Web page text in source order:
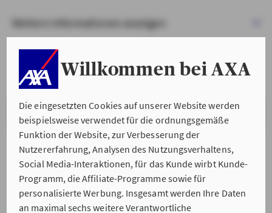
Willkommen bei AXA
Die eingesetzten Cookies auf unserer Website werden
beispielsweise verwendet für die ordnungsgemäße
Funktion der Website, zur Verbesserung der
Nutzererfahrung, Analysen des Nutzungsverhaltens,
Social Media-Interaktionen, für das Kunde wirbt Kunde-
Programm, die Affiliate-Programme sowie für
personalisierte Werbung. Insgesamt werden Ihre Daten
an maximal sechs weitere Verantwortliche
Weitere Informationen anzeigen
VERSTANDEN & WEITER